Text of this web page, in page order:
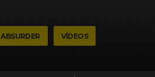
ABSURDER VÍDEOS